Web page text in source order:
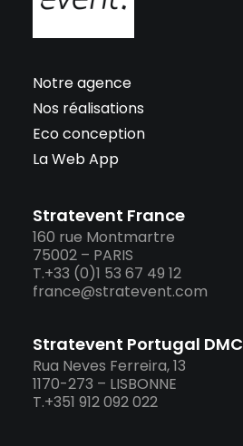
Notre agence
Nos réalisations
Eco conception
La Web App
Stratevent France
160 rue Montmartre
75002 – PARIS
T.+33 (0)1 53 67 49 12
france@stratevent.com
Stratevent Portugal DMC
Rua Neves Ferreira, 13
1170-273 – LISBONNE
T.+351 912 092 022